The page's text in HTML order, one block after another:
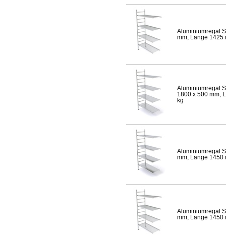
Aluminiumregal
mm, Länge 1425
Aluminiumregal
1800 x 500 mm,
kg
Aluminiumregal
mm, Länge 1450
Aluminiumregal
mm, Länge 1450